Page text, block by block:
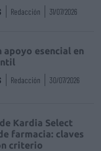
Redacción 31/07/2026
apoyo esencial en
Redacción 30/07/2026
Kardia Select
farmacia: claves
criterio